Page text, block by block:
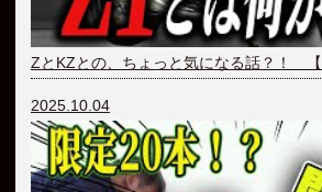
ZとKZとの、ちょっと気になる話？！ 【
2025.10.04